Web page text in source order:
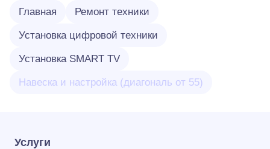
Главная Ремонт техники
Установка цифровой техники
Установка SMART TV
Навеска и настройка (диагональ от 55)
Услуги